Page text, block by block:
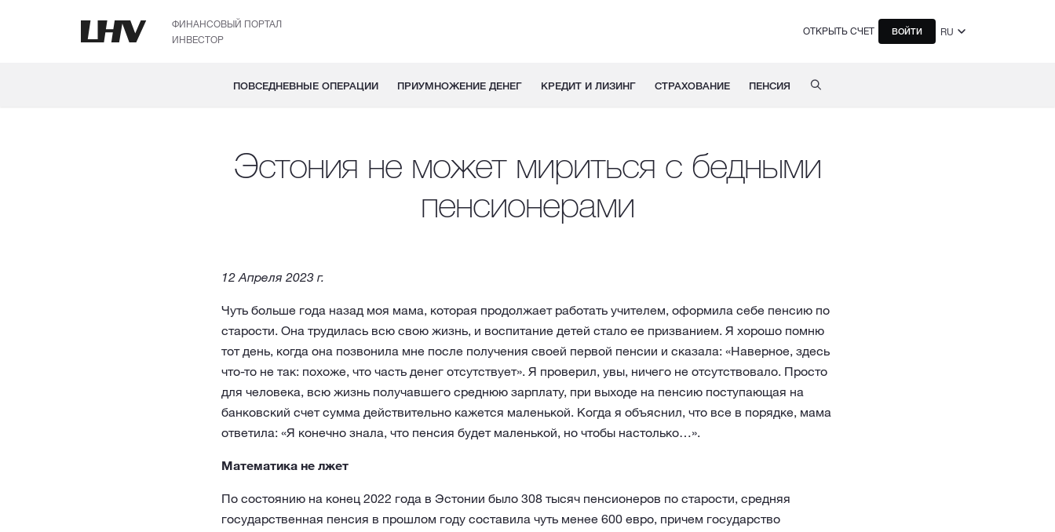
ФИНАНСОВЫЙ ПОРТАЛ
ИНВЕСТОР
ОТКРЫТЬ СЧЕТ ВОЙТИ RU
ПОВСЕДНЕВНЫЕ ОПЕРАЦИИ ПРИУМНОЖЕНИЕ ДЕНЕГ КРЕДИТ И ЛИЗИНГ СТРАХОВАНИЕ ПЕНСИЯ
Эстония не может мириться с бедными
пенсионерами
12 Апреля 2023 г.
Чуть больше года назад моя мама, которая продолжает работать учителем, оформила себе пенсию по
старости. Она трудилась всю свою жизнь, и воспитание детей стало ее призванием. Я хорошо помню
тот день, когда она позвонила мне после получения своей первой пенсии и сказала: «Наверное, здесь
что-то не так: похоже, что часть денег отсутствует». Я проверил, увы, ничего не отсутствовало. Просто
для человека, всю жизнь получавшего среднюю зарплату, при выходе на пенсию поступающая на
банковский счет сумма действительно кажется маленькой. Когда я объяснил, что все в порядке, мама
ответила: «Я конечно знала, что пенсия будет маленькой, но чтобы настолько…».
Математика не лжет
По состоянию на конец 2022 года в Эстонии было 308 тысяч пенсионеров по старости, средняя
государственная пенсия в прошлом году составила чуть менее 600 евро, причем государство